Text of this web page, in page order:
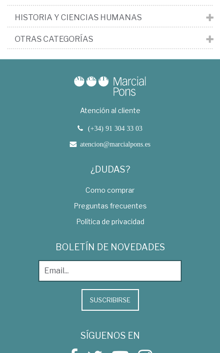
HISTORIA Y CIENCIAS HUMANAS
OTRAS CATEGORÍAS
Atención al cliente
(+34) 91 304 33 03
atencion@marcialpons.es
¿DUDAS?
Como comprar
Preguntas frecuentes
Política de privacidad
BOLETÍN DE NOVEDADES
SUSCRIBIRSE
SÍGUENOS EN